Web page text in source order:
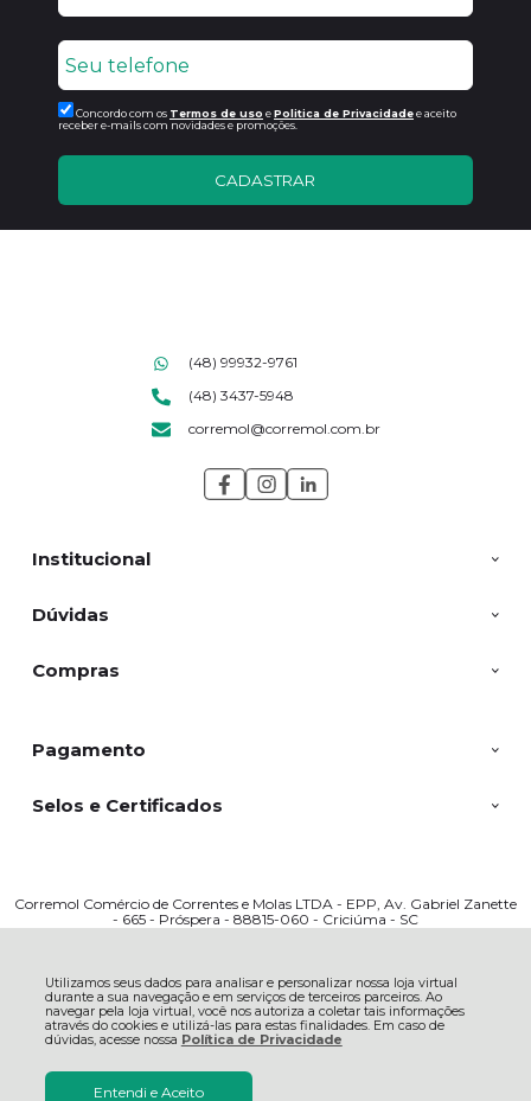
Utilizamos seus dados para analisar e personalizar nossa loja virtual
durante a sua navegação e em serviços de terceiros parceiros. Ao
navegar pela loja virtual, você nos autoriza a coletar tais informações
através do cookies e utilizá-las para estas finalidades. Em caso de
dúvidas, acesse nossa Política de Privacidade
Entendi e Aceito
Concordo com os Termos de uso ePolitica de Privacidadee aceito
receber e-mails com novidades e promoções.
CADASTRAR
Institucional
Dúvidas
Compras
(48) 99932-9761
(48) 3437-5948
corremol@corremol.com.br
Pagamento
Selos e Certificados
Corremol Comércio de Correntes e Molas LTDA - EPP, Av. Gabriel Zanette
- 665 - Próspera - 88815-060 - Criciúma - SC